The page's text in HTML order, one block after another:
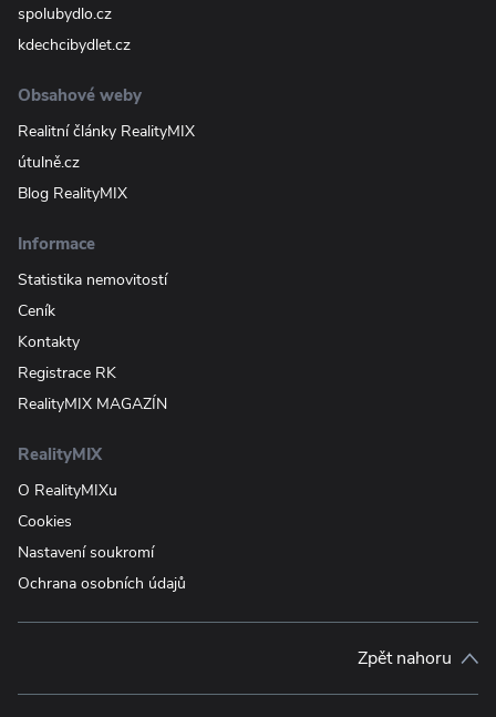
spolubydlo.cz
kdechcibydlet.cz
Obsahové weby
Realitní články RealityMIX
útulně.cz
Blog RealityMIX
Informace
Statistika nemovitostí
Ceník
Kontakty
Registrace RK
RealityMIX MAGAZÍN
RealityMIX
O RealityMIXu
Cookies
Nastavení soukromí
Ochrana osobních údajů
Zpět nahoru